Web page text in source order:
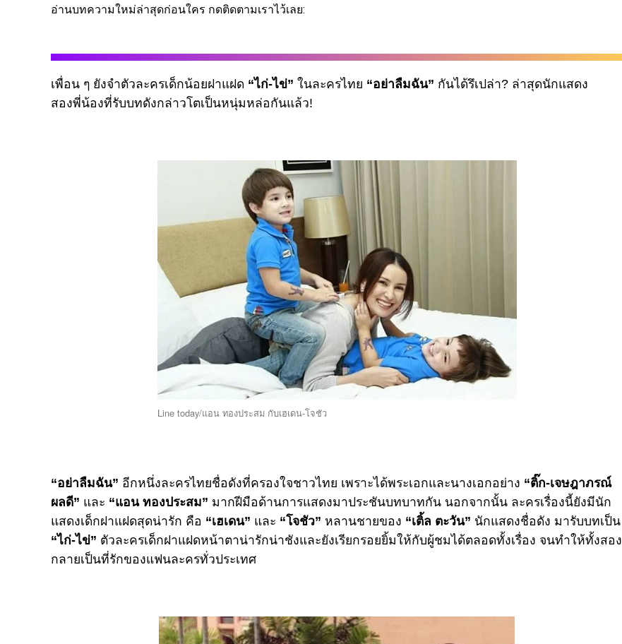
อ่านบทความใหม่ล่าสุดก่อนใคร กดติดตามเราไว้เลย:
เพื่อน ๆ ยังจำตัวละครเด็กน้อยฝาแฝด “ไก่-ไข่” ในละครไทย “อย่าลืมฉัน” กันได้รึเปล่า? ล่าสุดนักแสดง
สองพี่น้องที่รับบทดังกล่าวโตเป็นหนุ่มหล่อกันแล้ว!
Line today/แอน ทองประสม กับเฮเดน-โจชัว
“อย่าลืมฉัน” อีกหนึ่งละครไทยชื่อดังที่ครองใจชาวไทย เพราะได้พระเอกและนางเอกอย่าง “ติ๊ก-เจษฎาภรณ์
ผลดี” และ “แอน ทองประสม” มากฝีมือด้านการแสดงมาประชันบทบาทกัน นอกจากนั้น ละครเรื่องนี้ยังมีนัก
แสดงเด็กฝาแฝดสุดน่ารัก คือ “เฮเดน” และ “โจชัว” หลานชายของ “เติ้ล ตะวัน” นักแสดงชื่อดัง มารับบทเป็น
“ไก่-ไข่” ตัวละครเด็กฝาแฝดหน้าตาน่ารักน่าชังและยังเรียกรอยยิ้มให้กับผู้ชมได้ตลอดทั้งเรื่อง จนทำให้ทั้งสอง
กลายเป็นที่รักของแฟนละครทั่วประเทศ